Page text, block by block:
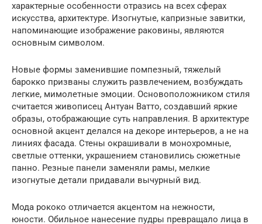
характерные особенности отразись на всех сферах
искусства, архитектуре. Изогнутые, капризные завитки,
напоминающие изображение раковины, являются
основным символом.
Новые формы заменившие помпезный, тяжелый
барокко призваны служить развлечением, возбуждать
легкие, мимолетные эмоции. Основоположником стиля
считается живописец Антуан Ватто, создавший яркие
образы, отображающие суть направления. В архитектуре
основной акцент делался на декоре интерьеров, а не на
линиях фасада. Стены окрашивали в монохромные,
светлые оттенки, украшением становились сюжетные
панно. Резные панели заменяли рамы, мелкие
изогнутые детали придавали вычурный вид.
Мода рококо отличается акцентом на нежности,
юности. Обильное нанесение пудры превращало лица в